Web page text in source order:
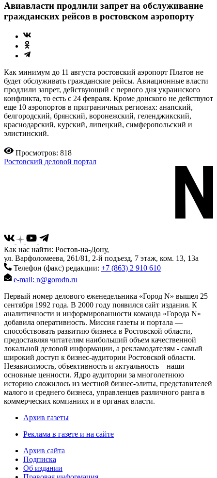
Авиавласти продлили запрет на обслуживание
гражданских рейсов в ростовском аэропорту
Как минимум до 11 августа ростовский аэропорт Платов не
будет обслуживать гражданские рейсы. Авиационные власти
продлили запрет, действующий с первого дня украинского
конфликта, то есть с 24 февраля. Кроме донского не действуют
еще 10 аэропортов в приграничных регионах: анапский,
белгородский, брянский, воронежский, геленджикский,
краснодарский, курский, липецкий, симферопольский и
элистинский.
Просмотров: 818
Ростовский деловой портал
Как нас найти: Ростов-на-Дону,
ул. Варфоломеева, 261/81, 2-й подъезд, 7 этаж, ком. 13, 13а
Телефон (факс) редакции: +7 (863) 2 910 610
e-mail: n@gorodn.ru
Первый номер делового еженедельника «Город N» вышел 25
сентября 1992 года. В 2000 году появился сайт издания. К
аналитичности и информированности команда «Города N»
добавила оперативность. Миссия газеты и портала —
способствовать развитию бизнеса в Ростовской области,
предоставляя читателям наибольший объем качественной
локальной деловой информации, а рекламодателям - самый
широкий доступ к бизнес-аудитории Ростовской области.
Независимость, объективность и актуальность – наши
основные ценности. Ядро аудитории за многолетнюю
историю сложилось из местной бизнес-элиты, представителей
малого и среднего бизнеса, управленцев различного ранга в
коммерческих компаниях и в органах власти.
Архив газеты
Реклама в газете и на сайте
Архив сайта
Подписка
Об издании